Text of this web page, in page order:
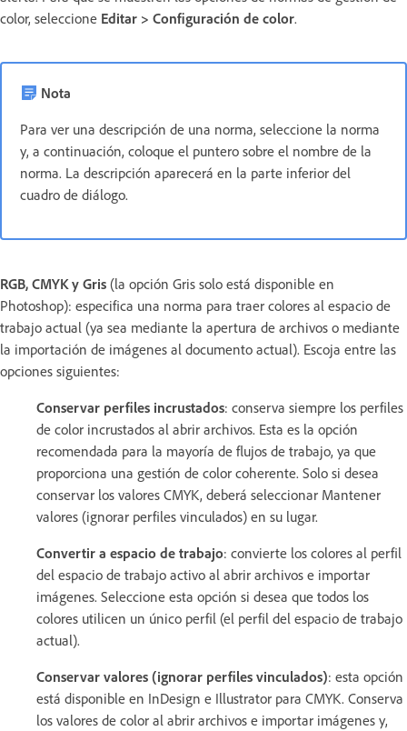
color, seleccione Editar > Configuración de color.
Nota
Para ver una descripción de una norma, seleccione la norma
y, a continuación, coloque el puntero sobre el nombre de la
norma. La descripción aparecerá en la parte inferior del
cuadro de diálogo.
RGB, CMYK y Gris (la opción Gris solo está disponible en
Photoshop): especifica una norma para traer colores al espacio de
trabajo actual (ya sea mediante la apertura de archivos o mediante
la importación de imágenes al documento actual). Escoja entre las
opciones siguientes:
Conservar perfiles incrustados: conserva siempre los perfiles
de color incrustados al abrir archivos. Esta es la opción
recomendada para la mayoría de flujos de trabajo, ya que
proporciona una gestión de color coherente. Solo si desea
conservar los valores CMYK, deberá seleccionar Mantener
valores (ignorar perfiles vinculados) en su lugar.
Convertir a espacio de trabajo: convierte los colores al perfil
del espacio de trabajo activo al abrir archivos e importar
imágenes. Seleccione esta opción si desea que todos los
colores utilicen un único perfil (el perfil del espacio de trabajo
actual).
Conservar valores (ignorar perfiles vinculados): esta opción
está disponible en InDesign e Illustrator para CMYK. Conserva
los valores de color al abrir archivos e importar imágenes y,